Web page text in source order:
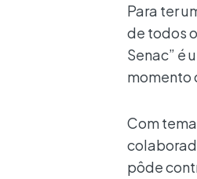
Para ter
de todos
Senac” é
momento
Com
pôde